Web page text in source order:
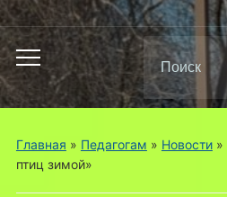
Переключить
мобильное
меню
Поиск
по:
Главная » Педагогам » Новости»
птиц зимой»